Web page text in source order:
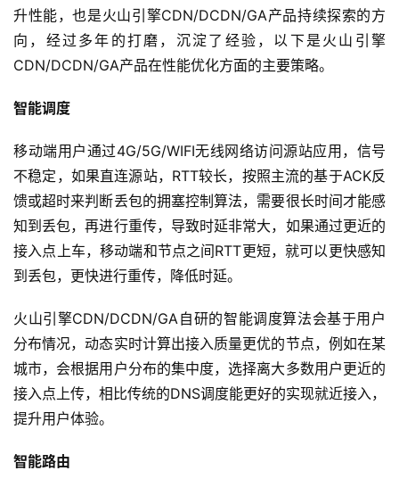
问
答
社
区
速
盾
动
态
升性能，也是火山引擎CDN/DCDN/GA产品持续探索的方
向，经过多年的打磨，沉淀了经验，以下是火山引擎
CDN/DCDN/GA产品在性能优化方面的主要策略。
智能调度
移动端用户通过4G/5G/WIFI无线网络访问源站应用，信号
不稳定，如果直连源站，RTT较长，按照主流的基于ACK反
馈或超时来判断丢包的拥塞控制算法，需要很长时间才能感
知到丢包，再进行重传，导致时延非常大，如果通过更近的
接入点上车，移动端和节点之间RTT更短，就可以更快感知
到丢包，更快进行重传，降低时延。
火山引擎CDN/DCDN/GA自研的智能调度算法会基于用户
分布情况，动态实时计算出接入质量更优的节点，例如在某
城市，会根据用户分布的集中度，选择离大多数用户更近的
接入点上传，相比传统的DNS调度能更好的实现就近接入，
提升用户体验。
智能路由